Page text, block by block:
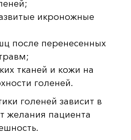
икроножные
после перенесенных
тканей и кожи на
голеней.
голеней зависит в
желания пациента